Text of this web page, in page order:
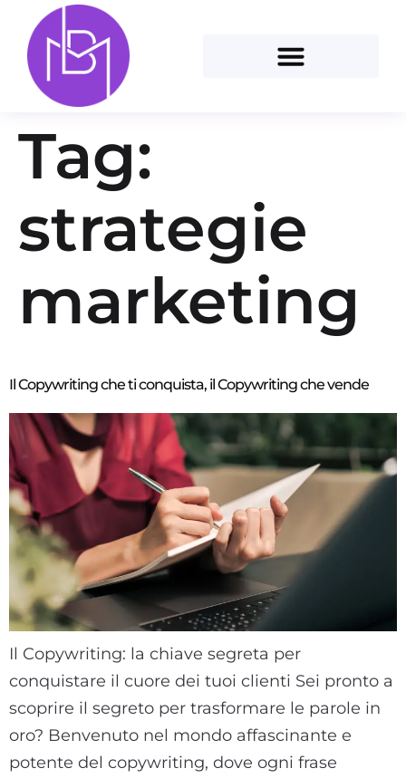
Tag:
strategie
marketing
Il Copywriting che ti conquista, il Copywriting che vende
Il Copywriting: la chiave segreta per
conquistare il cuore dei tuoi clienti Sei pronto a
scoprire il segreto per trasformare le parole in
oro? Benvenuto nel mondo affascinante e
potente del copywriting, dove ogni frase